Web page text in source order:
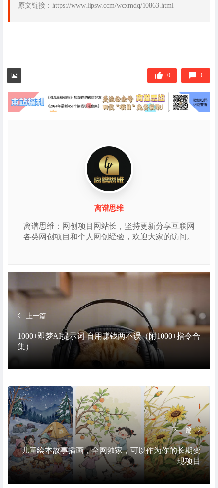
原文链接：https://www.lipsw.com/wcxmdq/10863.html
0 0
离谱思维
离谱思维：网创项目网站长，坚持更新分享互联网
各类网创项目和个人网创经验，欢迎大家的访问。
上一篇
1000+即梦AI提示词 自用赚钱两不误（附1000+指令合
集）
下一篇
儿童绘本故事插画，全网独家，可以作为你的长期变
现项目